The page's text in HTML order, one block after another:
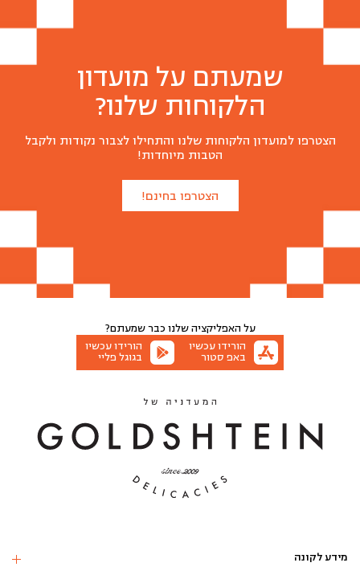
לביבות קלאסיות שילדים אוהבים
כמה לארוז לכם?
10 יח
סופגניות יום הולדת בציפויי שוקולד וסכריות
(פרווה)
כמה לארוז לכם?
3 יח
שמעתם על מועדון
הלקוחות שלנו?
הצטרפו למועדון הלקוחות שלנו והתחילו לצבור נקודות ולקבל
הטבות מיוחדות!
הצטרפו בחינם!
על האפליקציה שלנו כבר שמעתם?
הורידו עכשיו
באפ סטור
הורידו עכשיו
בגוגל פליי
מידע לקונה